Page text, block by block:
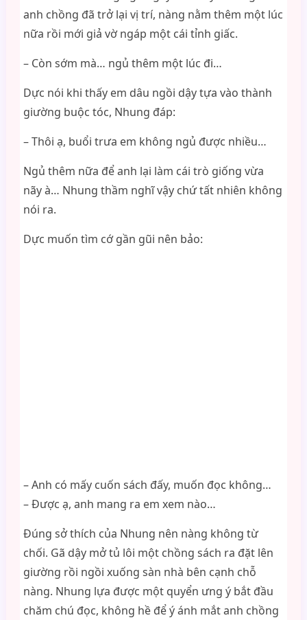
anh chồng đã trở lại vị trí, nàng nằm thêm một lúc
nữa rồi mới giả vờ ngáp một cái tỉnh giấc.
– Còn sớm mà… ngủ thêm một lúc đi…
Dực nói khi thấy em dâu ngồi dậy tựa vào thành
giường buộc tóc, Nhung đáp:
– Thôi ạ, buổi trưa em không ngủ được nhiều…
Ngủ thêm nữa để anh lại làm cái trò giống vừa
nãy à… Nhung thầm nghĩ vậy chứ tất nhiên không
nói ra.
Dực muốn tìm cớ gần gũi nên bảo:
– Anh có mấy cuốn sách đấy, muốn đọc không…
– Được ạ, anh mang ra em xem nào…
Đúng sở thích của Nhung nên nàng không từ
chối. Gã dậy mở tủ lôi một chồng sách ra đặt lên
giường rồi ngồi xuống sàn nhà bên cạnh chỗ
nàng. Nhung lựa được một quyển ưng ý bắt đầu
chăm chú đọc, không hề để ý ánh mắt anh chồng